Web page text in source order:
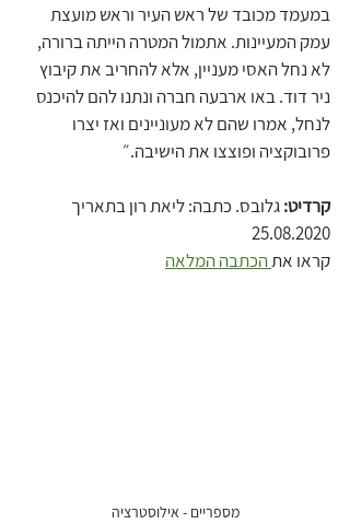
במעמד מכובד של ראש העיר וראש מועצת
עמק המעיינות. אתמול המטרה הייתה ברורה,
לא נחל האסי מעניין, אלא להחריב את קיבוץ
ניר דוד. באו ארבעה חברה ונתנו להם להיכנס
לנחל, אמרו שהם לא מעוניינים ואז יצרו
פרובוקציה ופוצצו את הישיבה.״
קרדיט: גלובס. כתבה: ליאת רון בתאריך
25.08.2020
קראו את הכתבה המלאה
מספריים - אילוסטרציה